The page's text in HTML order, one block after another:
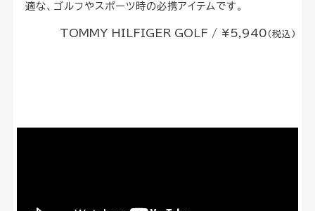
適な、ゴルフやスポーツ時の必携アイテムです。
TOMMY HILFIGER GOLF / ¥5,940(税込)